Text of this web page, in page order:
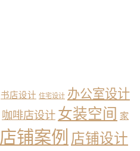
书店设计 住宅设计 办公室设计
咖啡店设计 女装空间 家
店铺案例 店铺设计